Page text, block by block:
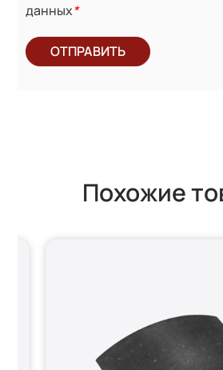
данных*
ОТПРАВИТЬ
Похожие